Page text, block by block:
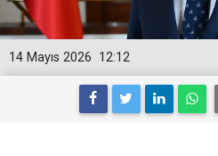
12:12
14 Mayıs 2026